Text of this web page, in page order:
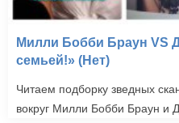
Милли Бобби Браун VS
семьей!» (Нет)
Читаем подборку зведных
вокруг Милли Бобби Браун и